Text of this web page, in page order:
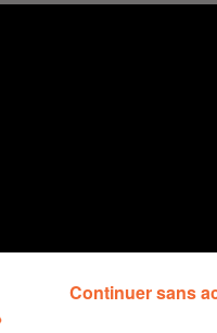
Continuer sans